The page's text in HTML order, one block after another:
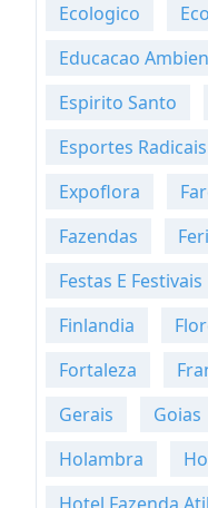
Ecologico
Educacao
Espirito Santo
Esportes Radicais
Expoflora
Fazendas
Festas E Festivais
Finlandia
Fortaleza
Gerais
Goias
Holambra